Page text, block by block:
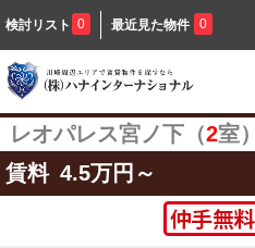
検討リスト 0 最近見た物件 0
レオパレス宮ノ下（2室）
賃料 4.5万円～